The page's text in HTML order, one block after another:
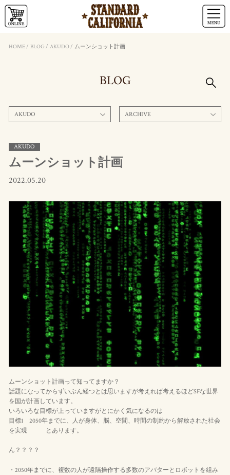
HOME/ BLOG / AKUDO/ ムーンショット計画
BLOG
AKUDO ARCHIVE
AKUDO
ムーンショット計画
2022.05.20
ムーンショット計画って知ってますか？
話題になってからずいぶん経つとは思いますが考えれば考えるほどSFな世界
を国が計画しています。
いろいろな目標が上っていますがとにかく気になるのは
目標1 2050年までに、人が身体、脳、空間、時間の制約から解放された社会
を実現 とあります。
ん？？？？
・2050年までに、複数の人が遠隔操作する多数のアバターとロボットを組み